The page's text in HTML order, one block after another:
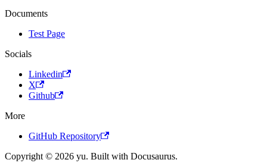
Documents
Test Page
Socials
Linkedin
X
Github
More
GitHub Repository
Copyright © 2026 yu. Built with Docusaurus.